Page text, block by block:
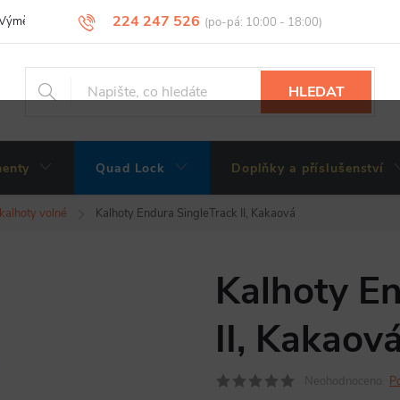
224 247 526
vrácení a reklamace zboží Obchodní podmínky
HLEDAT
Quad Lock Doplňky a příslušenství
volné Kalhoty Endura SingleTrack II, Kakaová
Kalhoty
II, Kakaová